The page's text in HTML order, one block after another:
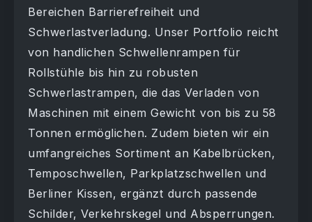
Bereichen Barrierefreiheit und
Schwerlastverladung. Unser Portfolio reicht
von handlichen Schwellenrampen für
Rollstühle bis hin zu robusten
Schwerlastrampen, die das Verladen von
Maschinen mit einem Gewicht von bis zu 58
Tonnen ermöglichen. Zudem bieten wir ein
umfangreiches Sortiment an Kabelbrücken,
Temposchwellen, Parkplatzschwellen und
Berliner Kissen, ergänzt durch passende
Schilder, Verkehrskegel und Absperrungen.